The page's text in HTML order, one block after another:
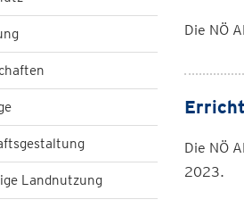
Landnutzung
Die NÖ
Die NÖ
2023.